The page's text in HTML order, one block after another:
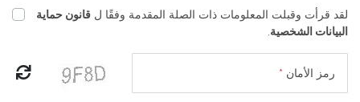
لقد قرأت وقبلت المعلومات ذات الصلة المقدمة وفقًا ل قانون حماية
البيانات الشخصية.
رمز الأمان *